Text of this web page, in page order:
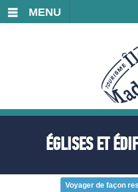
MENU
ÉGLISES ET
Voyager de façon